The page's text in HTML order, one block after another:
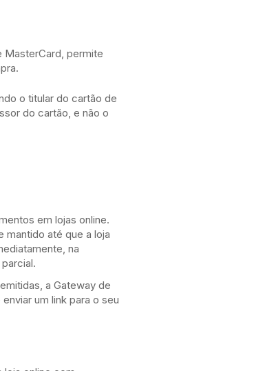
permite
o titular do cartão de
do cartão, e não o
em lojas online.
mantido até que a loja
na
a Gateway de
um link para o seu